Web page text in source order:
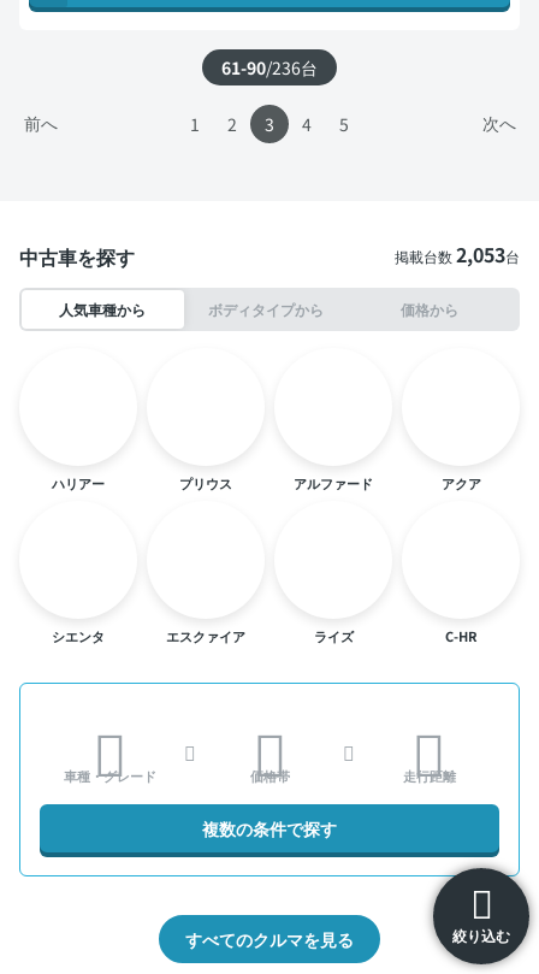
絞り込む
61-90/236台
前へ 次へ
1 2 3 4 5
中古車を探す 掲載台数2,053台
人気車種から ボディタイプから 価格から
ハリアー プリウス アルファード アクア
シエンタ エスクァイア ライズ C-HR
車種・グレード 価格帯 走行距離
複数の条件で探す
すべてのクルマを見る